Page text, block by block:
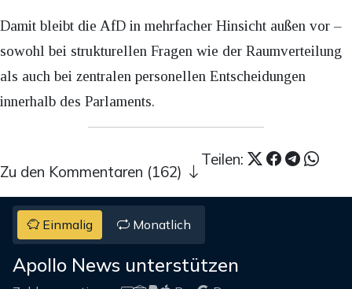
Damit bleibt die AfD in mehrfacher Hinsicht außen vor –
sowohl bei strukturellen Fragen wie der Raumverteilung
als auch bei zentralen personellen Entscheidungen
innerhalb des Parlaments.
Teilen:
Zu den Kommentaren (162)
Einmalig Monatlich
Apollo News unterstützen